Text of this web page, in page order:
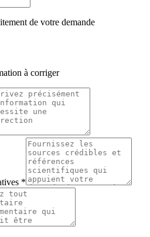
de votre demande
à corriger
*